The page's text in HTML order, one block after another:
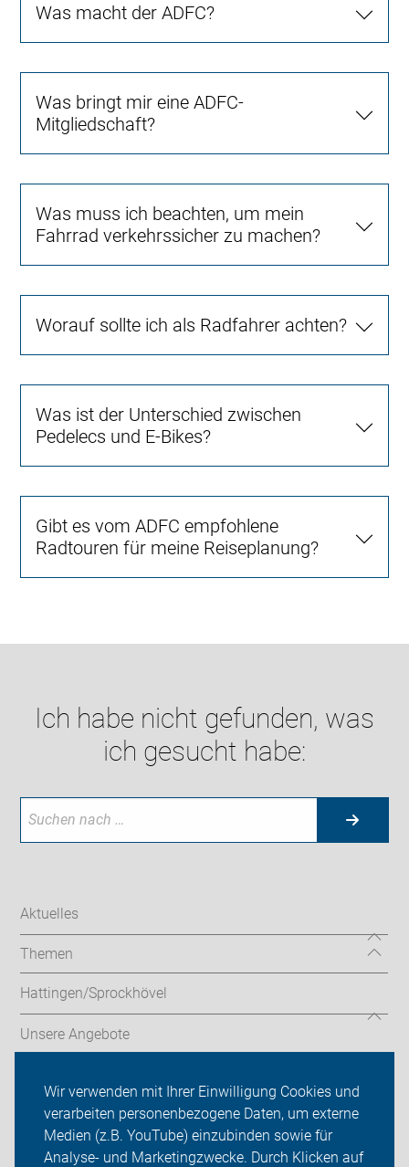
Wir verwenden mit Ihrer Einwilligung Cookies und
verarbeiten personenbezogene Daten, um externe
Medien (z.B. YouTube) einzubinden sowie für
Analyse- und Marketingzwecke. Durch Klicken auf
Was macht der ADFC?
Was bringt mir eine ADFC-
Mitgliedschaft?
Was muss ich beachten, um mein
Fahrrad verkehrssicher zu machen?
Worauf sollte ich als Radfahrer achten?
Was ist der Unterschied zwischen
Pedelecs und E-Bikes?
Gibt es vom ADFC empfohlene
Radtouren für meine Reiseplanung?
Ich habe nicht gefunden, was
ich gesucht habe:
Aktuelles
Themen
Hattingen/Sprockhövel
Unsere Angebote
ADFC Ennepe-Ruhr
Sei dabei